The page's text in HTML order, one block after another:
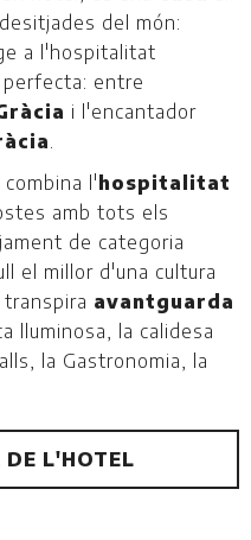
del món:
a l'hospitalitat
perfecta: entre
i l'encantador
.
l' hospitalitat
amb tots els
de categoria
el millor d'una cultura
transpira avantguarda
lluminosa, la calidesa
la Gastronomia, la
DE L'HOTEL